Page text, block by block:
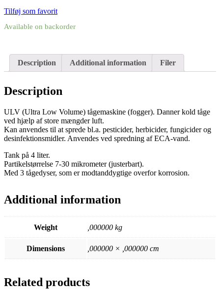
Tilføj som favorit
Available on backorder
Description Additional information Filer
Description
ULV (Ultra Low Volume) tågemaskine (fogger). Danner kold tåge
ved hjælp af store mængder luft.
Kan anvendes til at sprede bl.a. pesticider, herbicider, fungicider og
desinfektionsmidler. Anvendes ved spredning af ECA-vand.
Tank på 4 liter.
Partikelstørrelse 7-30 mikrometer (justerbart).
Med 3 tågedyser, som er modtanddygtige overfor korrosion.
Additional information
Weight ,000000 kg
Dimensions ,000000 × ,000000 cm
Related products